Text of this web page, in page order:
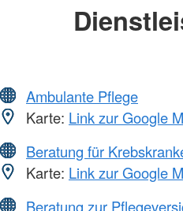
Ambulante Pflege
Karte: Link zur Google
Beratung für
Karte: Link zur Google
Beratung zur